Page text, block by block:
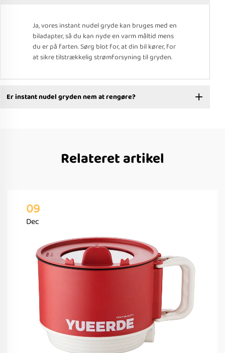
Ja, vores instant nudel gryde kan bruges med en
biladapter, så du kan nyde en varm måltid mens
du er på farten. Sørg blot for, at din bil kører, for
at sikre tilstrækkelig strømforsyning til gryden.
Er instant nudel gryden nem at rengøre?
Relateret artikel
09
Dec